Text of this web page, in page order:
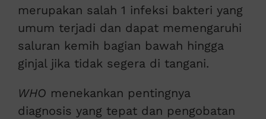
merupakan salah 1 infeksi bakteri yang
umum terjadi dan dapat memengaruhi
saluran kemih bagian bawah hingga
ginjal jika tidak segera di tangani.
WHO menekankan pentingnya
diagnosis yang tepat dan pengobatan